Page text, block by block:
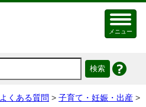
メニュー
よくある質問 > 子育て・妊娠・出産 >